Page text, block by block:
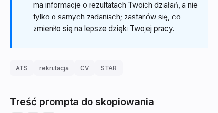
ma informacje o rezultatach Twoich działań, a nie
tylko o samych zadaniach; zastanów się, co
zmieniło się na lepsze dzięki Twojej pracy.
ATS rekrutacja CV STAR
Treść prompta do skopiowania